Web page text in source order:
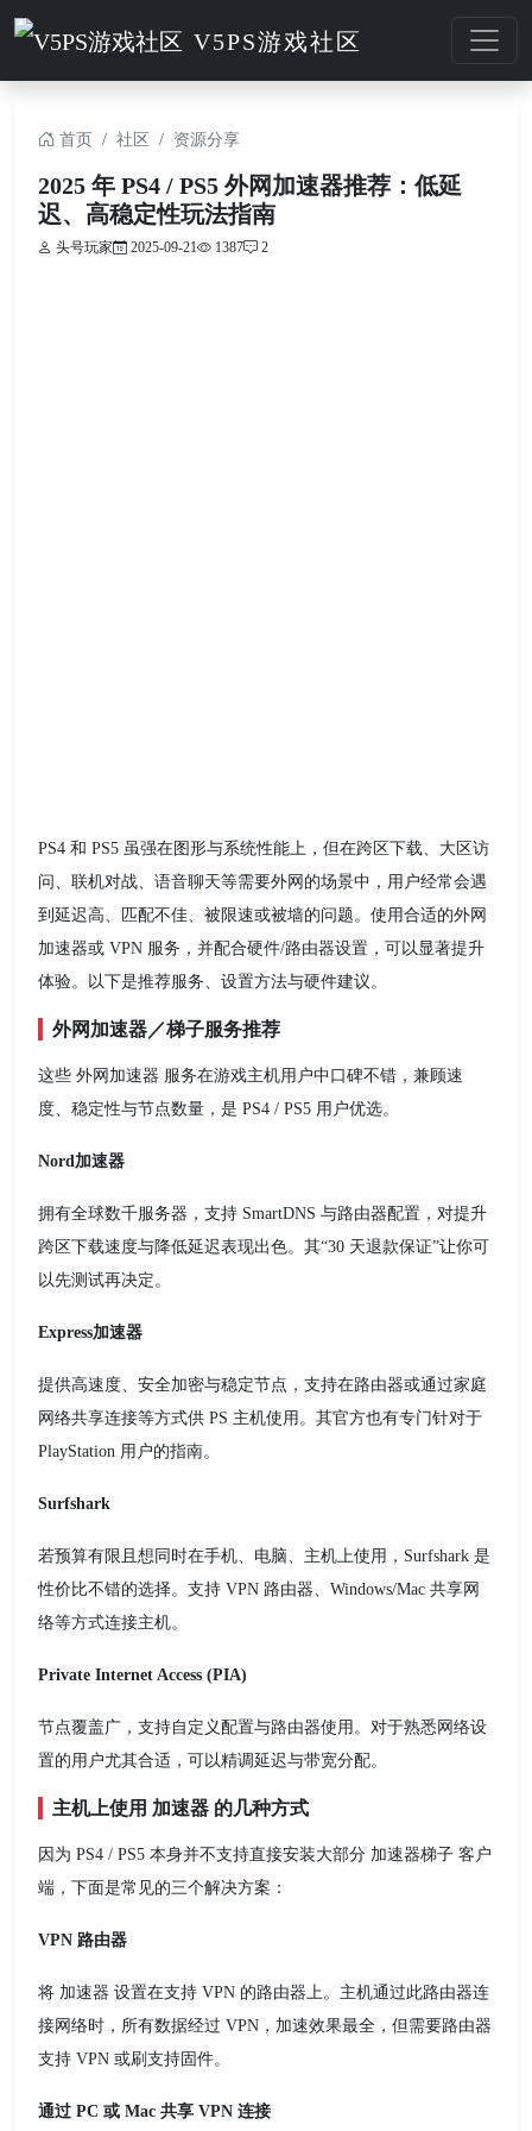
V5PS游戏社区
首页 社区 资源分享
2025 年 PS4 / PS5 外网加速器推荐：低延
迟、高稳定性玩法指南
头号玩家 2025-09-21 1387 2
PS4 和 PS5 虽强在图形与系统性能上，但在跨区下载、大区访
问、联机对战、语音聊天等需要外网的场景中，用户经常会遇
到延迟高、匹配不佳、被限速或被墙的问题。使用合适的外网
加速器或 VPN 服务，并配合硬件/路由器设置，可以显著提升
体验。以下是推荐服务、设置方法与硬件建议。
外网加速器／梯子服务推荐
这些 外网加速器 服务在游戏主机用户中口碑不错，兼顾速
度、稳定性与节点数量，是 PS4 / PS5 用户优选。
Nord加速器
拥有全球数千服务器，支持 SmartDNS 与路由器配置，对提升
跨区下载速度与降低延迟表现出色。其“30 天退款保证”让你可
以先测试再决定。
Express加速器
提供高速度、安全加密与稳定节点，支持在路由器或通过家庭
网络共享连接等方式供 PS 主机使用。其官方也有专门针对于
PlayStation 用户的指南。
Surfshark
若预算有限且想同时在手机、电脑、主机上使用，Surfshark 是
性价比不错的选择。支持 VPN 路由器、Windows/Mac 共享网
络等方式连接主机。
Private Internet Access (PIA)
节点覆盖广，支持自定义配置与路由器使用。对于熟悉网络设
置的用户尤其合适，可以精调延迟与带宽分配。
主机上使用 加速器 的几种方式
因为 PS4 / PS5 本身并不支持直接安装大部分 加速器梯子 客户
端，下面是常见的三个解决方案：
VPN 路由器
将 加速器 设置在支持 VPN 的路由器上。主机通过此路由器连
接网络时，所有数据经过 VPN，加速效果最全，但需要路由器
支持 VPN 或刷支持固件。
通过 PC 或 Mac 共享 VPN 连接